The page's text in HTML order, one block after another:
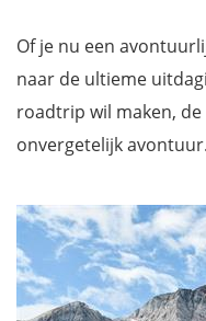
Of je nu een
naar de ultieme
roadtrip wil maken, de
onvergetelijk avontuur.